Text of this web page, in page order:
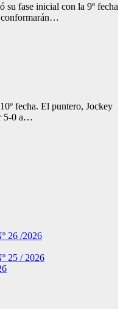
fase inicial con la 9º fecha
conformarán…
fecha. El puntero, Jockey
5-0 a…
26 /2026
25 / 2026